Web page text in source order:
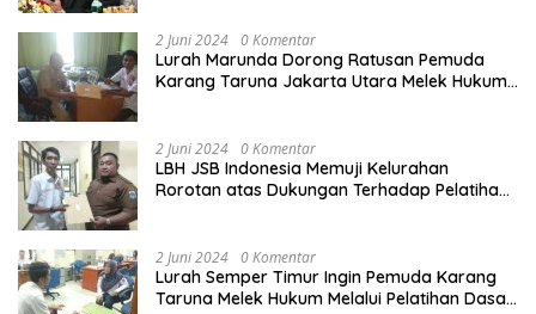
2 Juni 2024 0 Komentar
Lurah Marunda Dorong Ratusan Pemuda
Karang Taruna Jakarta Utara Melek Hukum
2 Juni 2024 0 Komentar
LBH JSB Indonesia Memuji Kelurahan
Rorotan atas Dukungan Terhadap Pelatihan
2 Juni 2024 0 Komentar
Lurah Semper Timur Ingin Pemuda Karang
Taruna Melek Hukum Melalui Pelatihan Dasar